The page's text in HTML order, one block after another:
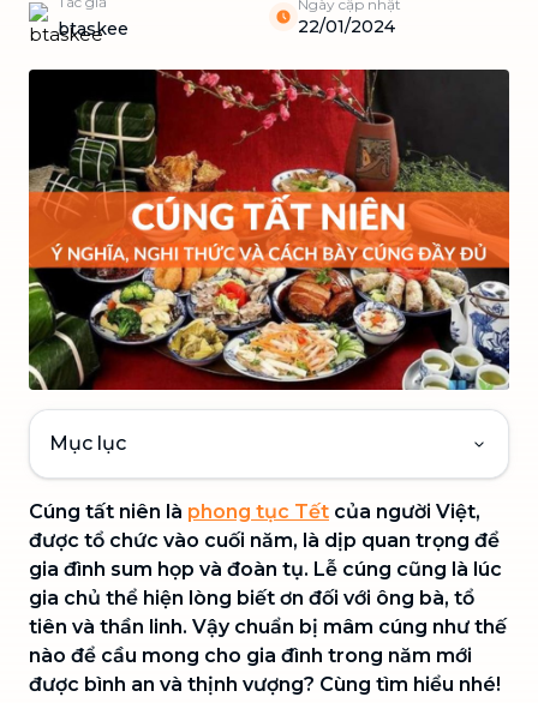
btaskee
Ngày cập nhật
22/01/2024
Mục lục
Cúng tất niên là phong tục Tết của người Việt,
được tổ chức vào cuối năm, là dịp quan trọng để
gia đình sum họp và đoàn tụ. Lễ cúng cũng là lúc
gia chủ thể hiện lòng biết ơn đối với ông bà, tổ
tiên và thần linh. Vậy chuẩn bị mâm cúng như thế
nào để cầu mong cho gia đình trong năm mới
được bình an và thịnh vượng? Cùng tìm hiểu nhé!